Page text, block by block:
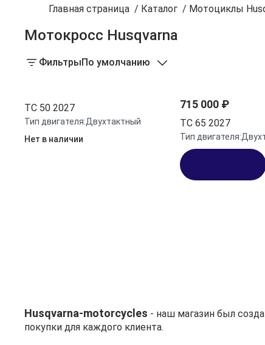
Главная страница / Каталог / Мотоциклы
Мотокросс Husqvarna
ФильтрыПо умолчанию
TC 50 2027
Тип двигателя:Двухтактный
Нет в наличии
715 000 ₽
TC 65 2027
Тип двигателя:
Husqvarna-motorcycles - наш магазин был
покупки для каждого клиента.